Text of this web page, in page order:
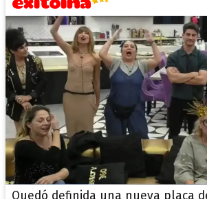
Quedó definida una nueva placa